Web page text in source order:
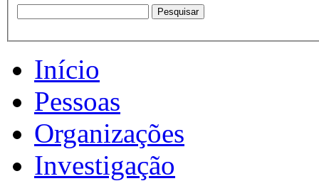
Início
Pessoas
Organizações
Investigação